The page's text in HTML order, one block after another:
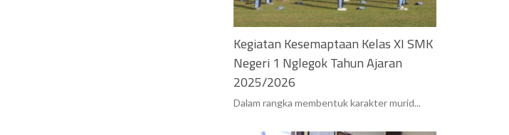
Kegiatan Kesemaptaan Kelas XI SMK
Negeri 1 Nglegok Tahun Ajaran
2025/2026
Dalam rangka membentuk karakter murid...